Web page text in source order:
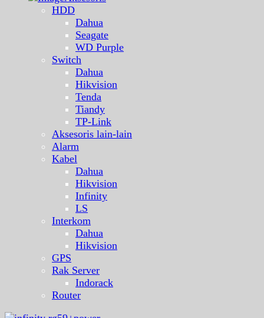
HDD
Dahua
Seagate
WD Purple
Switch
Dahua
Hikvision
Tenda
Tiandy
TP-Link
Aksesoris lain-lain
Alarm
Kabel
Dahua
Hikvision
Infinity
LS
Interkom
Dahua
Hikvision
GPS
Rak Server
Indorack
Router